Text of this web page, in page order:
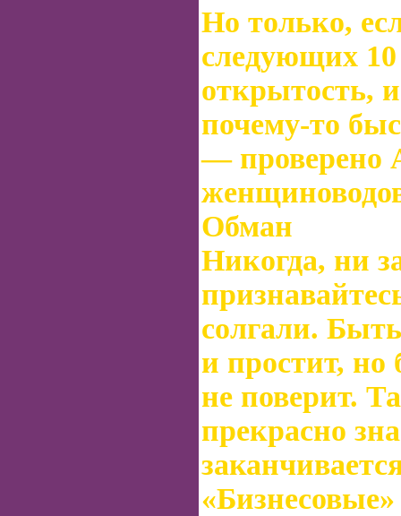
Но только,
следующих
открытость,
почему-то
— проверено
Обман
Никогда, ни
солгали.
и простит, но
не поверит.
прекрасно